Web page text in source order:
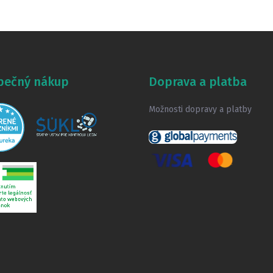
nákup Doprava a platba
Možnosti dopravy a platby